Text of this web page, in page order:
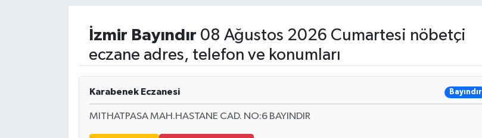
İzmir Bayındır 08 Ağustos 2026 Cumartesi nöbetçi
eczane adres, telefon ve konumları
Karabenek Eczanesi Bayındır
MITHATPASA MAH.HASTANE CAD. NO:6 BAYINDIR